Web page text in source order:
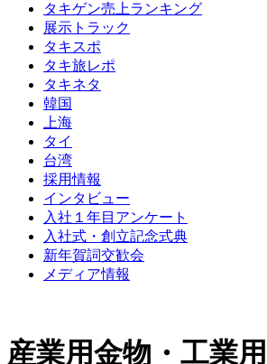
タキゲン売上ランキング
展示トラック
タキスポ
タキ旅レポ
タキネタ
韓国
上海
タイ
台湾
採用情報
インタビュー
入社１年目アンケート
入社式・創立記念式典
新年賀詞交歓会
メディア情報
産業用金物・工業